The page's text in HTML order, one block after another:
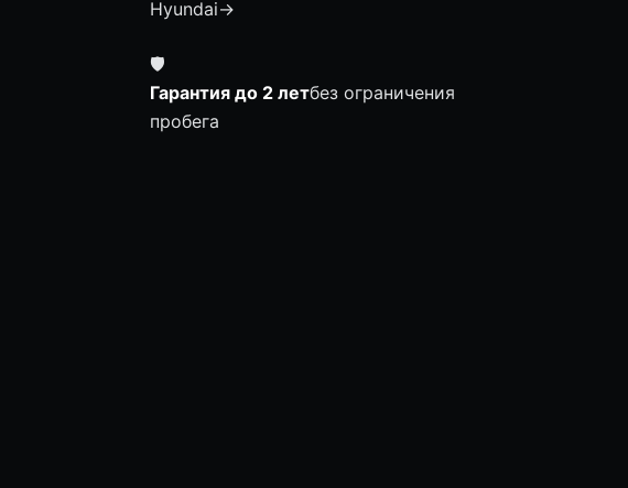
Hyundai→
🛡
Гарантия до 2 летбез ограничения
пробега